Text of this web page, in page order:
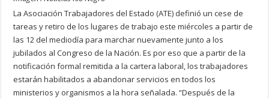
La Asociación Trabajadores del Estado (ATE) definió un cese de
tareas y retiro de los lugares de trabajo este miércoles a partir de
las 12 del mediodía para marchar nuevamente junto a los
jubilados al Congreso de la Nación. Es por eso que a partir de la
notificación formal remitida a la cartera laboral, los trabajadores
estarán habilitados a abandonar servicios en todos los
ministerios y organismos a la hora señalada. “Después de la